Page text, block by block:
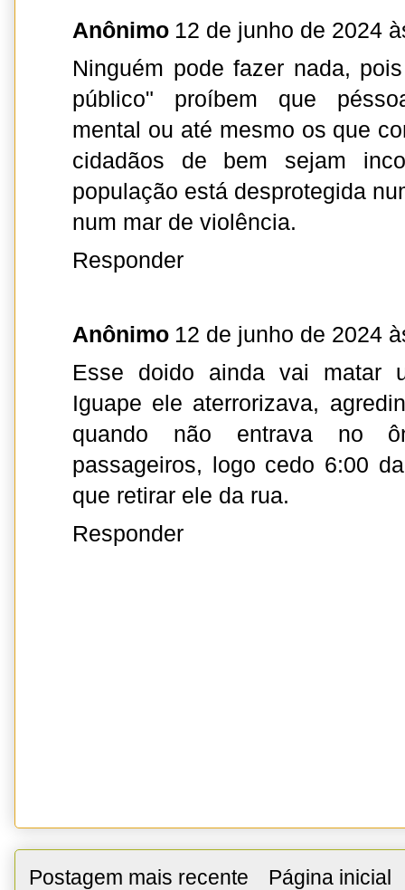
Anônimo 12 de junho de 2024
Ninguém pode fazer nada,
público" proíbem que
mental ou até mesmo os que
cidadãos de bem sejam
população está desprotegida
num mar de violência.
Responder
Anônimo 12 de junho de 2024
Esse doido ainda vai matar
Iguape ele aterrorizava,
quando não entrava no
passageiros, logo cedo 6:00
que retirar ele da rua.
Responder
Postagem mais recente Página inicial